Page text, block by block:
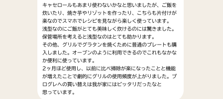
キャセロールもあまり使わないかなと思いましたが、ご飯を
炊いたり、焼き芋やリゾットを作ったり、こちらも片付けが
楽なのでスマホでレシピを見ながら楽しく使っています。
浅型なのにご飯がとても美味しく炊けるのには驚きました。
保管場所を考えると浅型なのはとても助かります。
その他、グリルでグラタンを焼くために普通のプレートも購
入しました。オーブンのように利用できるのでこれもなかな
か便利に使っています。
2ヶ月ほど使用し、以前に比べ掃除が楽になったことと機能
が増えたことで劇的にグリルの使用頻度が上がりました。プ
ログレへの買い替えは我が家にはピッタリだったなと
思っています。